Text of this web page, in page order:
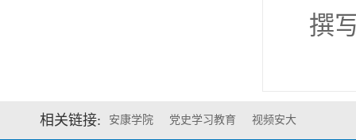
撰
相关链接: 安康学院 党史学习教育 视频安大